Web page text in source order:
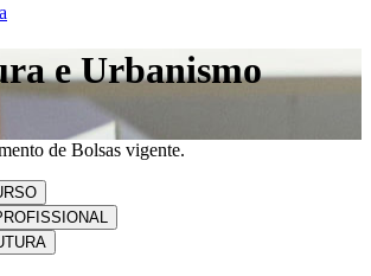
e Urbanismo
de Bolsas vigente.